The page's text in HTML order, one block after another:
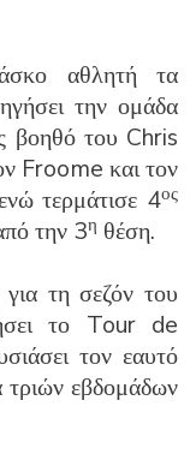
αθλητή τα
την ομάδα
βοηθό του Chris
Froome και τον
τερμάτισε 4ος
την 3η θέση.
τη σεζόν του
το Tour de
τον εαυτό
τριών εβδομάδων